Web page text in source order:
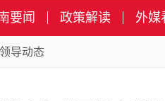
要闻 政策解读 外媒
领导动态